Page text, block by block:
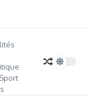
Sport